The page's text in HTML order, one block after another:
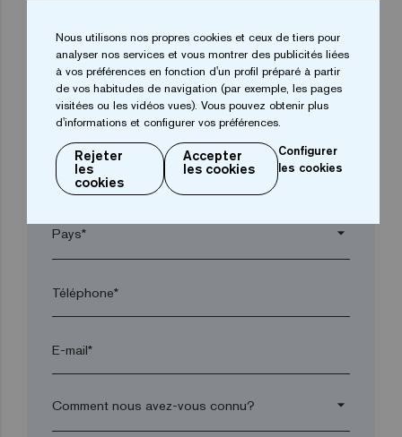
Entreprise*
arrow_drop_down
Ville*
Code postal*
arrow_drop_down
Téléphone*
E-mail*
arrow_drop_down
Nous utilisons nos propres cookies et ceux de tiers pour
analyser nos services et vous montrer des publicités liées
à vos préférences en fonction d'un profil préparé à partir
de vos habitudes de navigation (par exemple, les pages
visitées ou les vidéos vues). Vous pouvez obtenir plus
d'informations et configurer vos préférences.
Rejeter
les
cookies
Accepter
les cookies
Configurer
les cookies